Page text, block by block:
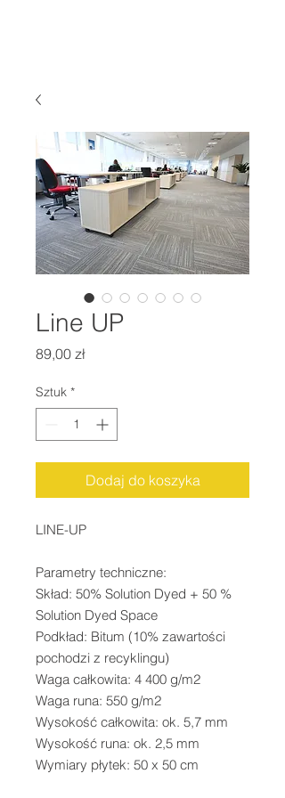
Line UP
89,00 złCena
Sztuk *
Dodaj do koszyka
LINE-UP
Parametry techniczne:
Skład: 50% Solution Dyed + 50 %
Solution Dyed Space
Podkład: Bitum (10% zawartości
pochodzi z recyklingu)
Waga całkowita: 4 400 g/m2
Waga runa: 550 g/m2
Wysokość całkowita: ok. 5,7 mm
Wysokość runa: ok. 2,5 mm
Wymiary płytek: 50 x 50 cm